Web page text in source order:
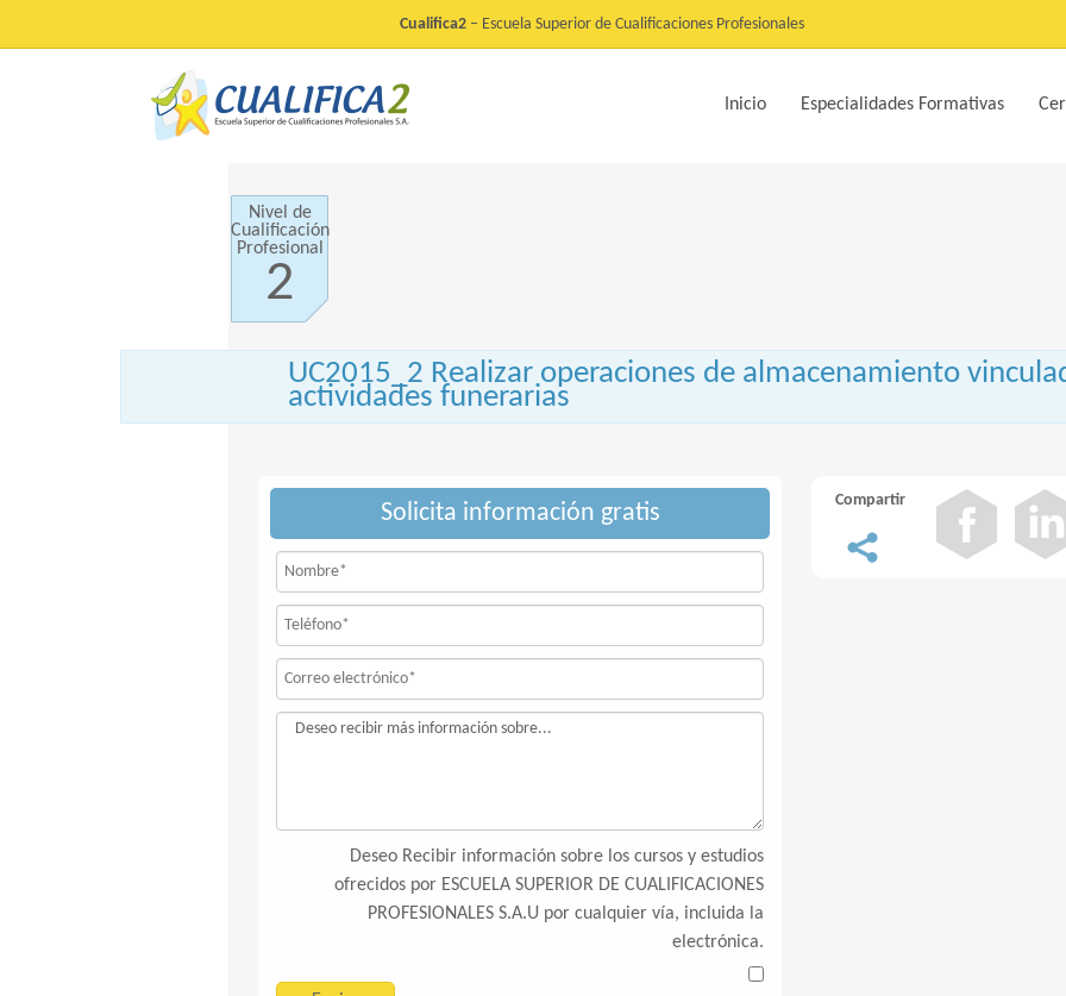
Cualifica2 – Escuela Superior de Cualificaciones Profesionales
Inicio Especialidades Formativas
Nivel de
Cualificación
Profesional
2
UC2015_2 Realizar operaciones de almacenamiento
actividades funerarias
Solicita información gratis
Deseo Recibir información sobre los cursos y estudios
ofrecidos por ESCUELA SUPERIOR DE CUALIFICACIONES
PROFESIONALES S.A.U por cualquier vía, incluida la
electrónica.
Compartir